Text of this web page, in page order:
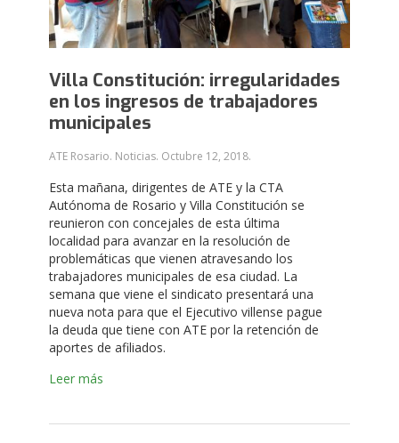
Villa Constitución: irregularidades
en los ingresos de trabajadores
municipales
ATE Rosario. Noticias. Octubre 12, 2018.
Esta mañana, dirigentes de ATE y la CTA
Autónoma de Rosario y Villa Constitución se
reunieron con concejales de esta última
localidad para avanzar en la resolución de
problemáticas que vienen atravesando los
trabajadores municipales de esa ciudad. La
semana que viene el sindicato presentará una
nueva nota para que el Ejecutivo villense pague
la deuda que tiene con ATE por la retención de
aportes de afiliados.
Leer más